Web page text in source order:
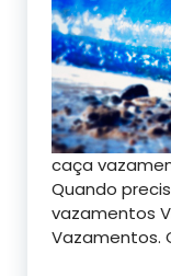
caça
Quando
vazamentos
Vazamentos.